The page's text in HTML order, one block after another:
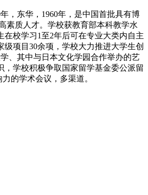
，东华，1960年，是中国首批具有博
素质人才。学校获教育部本科教学水
校学习1至2年后可在专业大类内自主
项目30余项，学校大力推进大学生创
、其中与日本文化学园合作举办的艺
学校积极争取国家留学基金委公派留
的学术会议，多渠道。